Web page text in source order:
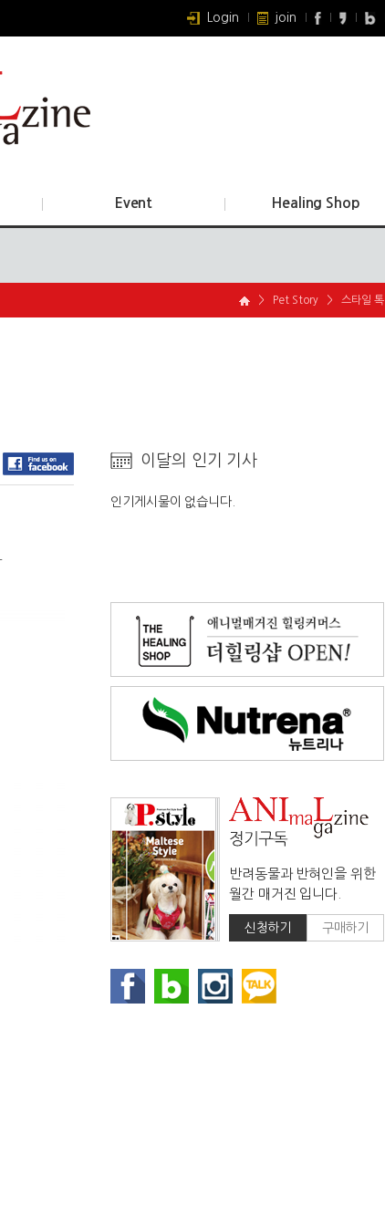
Login join
Event Healing Shop
> Pet Story > 스타일 톡
이달의 인기 기사
인기게시물이 없습니다.
반려동물과 반혀인을 위한
월간 매거진 입니다.
신청하기 구매하기